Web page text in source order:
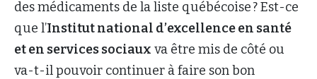
des médicaments de la liste québécoise ? Est-ce
que l’Institut national d’excellence en santé
et en services sociaux va être mis de côté ou
va-t-il pouvoir continuer à faire son bon